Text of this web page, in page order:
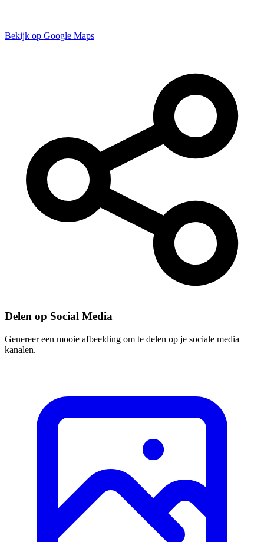
Bekijk op Google Maps
Delen op Social Media
Genereer een mooie afbeelding om te delen op je sociale media
kanalen.